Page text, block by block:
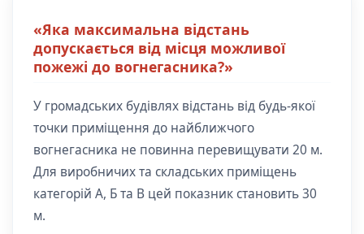
«Яка максимальна відстань
допускається від місця можливої
пожежі до вогнегасника?»
У громадських будівлях відстань від будь-якої
точки приміщення до найближчого
вогнегасника не повинна перевищувати 20 м.
Для виробничих та складських приміщень
категорій А, Б та В цей показник становить 30
м.